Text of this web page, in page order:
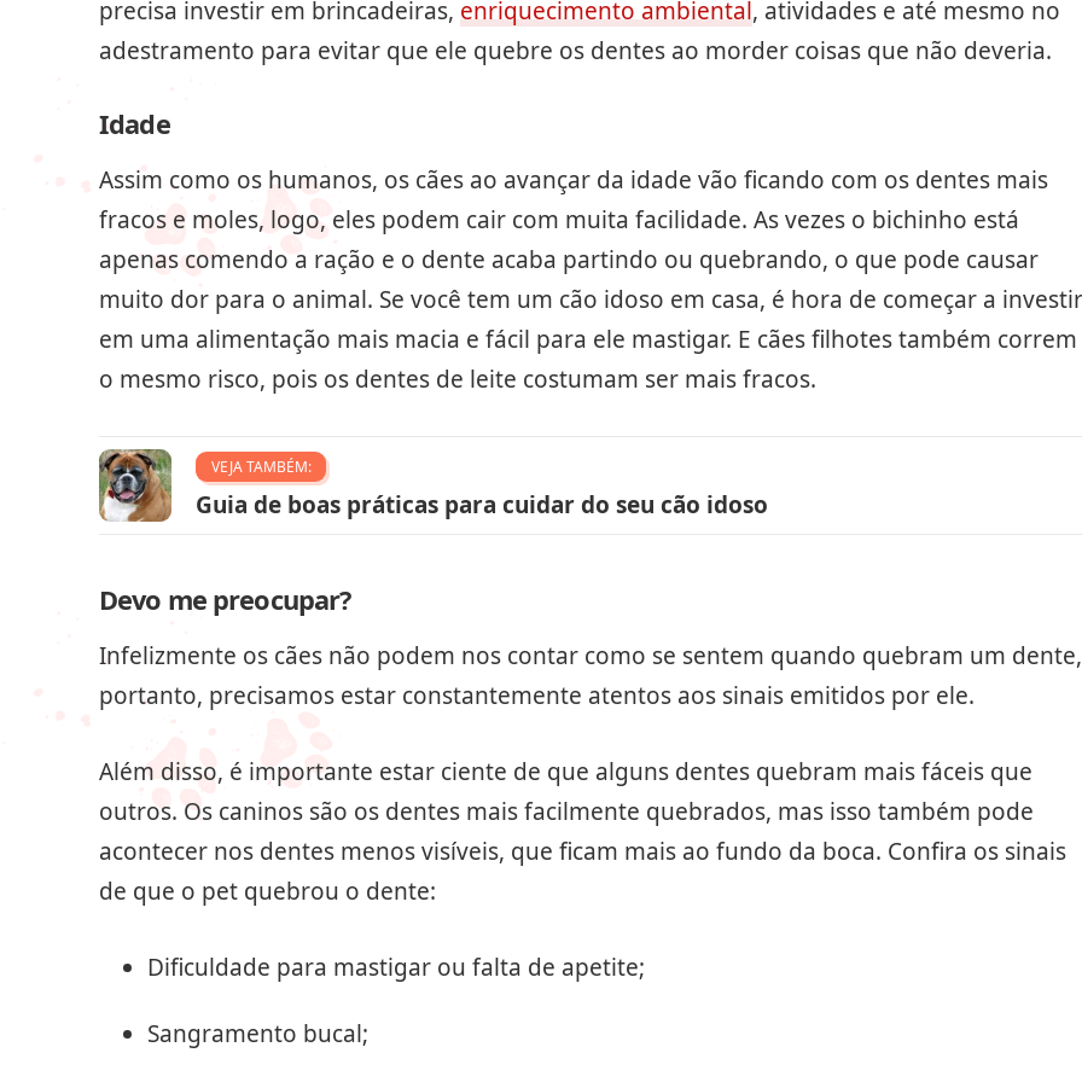
precisa investir em brincadeiras, enriquecimento ambiental, atividades e até mesmo no
adestramento para evitar que ele quebre os dentes ao morder coisas que não deveria.
Idade
Assim como os humanos, os cães ao avançar da idade vão ficando com os dentes mais
fracos e moles, logo, eles podem cair com muita facilidade. As vezes o bichinho está
apenas comendo a ração e o dente acaba partindo ou quebrando, o que pode causar
muito dor para o animal. Se você tem um cão idoso em casa, é hora de começar a investir
em uma alimentação mais macia e fácil para ele mastigar. E cães filhotes também correm
o mesmo risco, pois os dentes de leite costumam ser mais fracos.
VEJA TAMBÉM:
Guia de boas práticas para cuidar do seu cão idoso
Devo me preocupar?
Infelizmente os cães não podem nos contar como se sentem quando quebram um dente,
portanto, precisamos estar constantemente atentos aos sinais emitidos por ele.
Além disso, é importante estar ciente de que alguns dentes quebram mais fáceis que
outros. Os caninos são os dentes mais facilmente quebrados, mas isso também pode
acontecer nos dentes menos visíveis, que ficam mais ao fundo da boca. Confira os sinais
de que o pet quebrou o dente:
Dificuldade para mastigar ou falta de apetite;
Sangramento bucal;